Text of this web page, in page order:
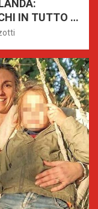
IN TUTTO IL